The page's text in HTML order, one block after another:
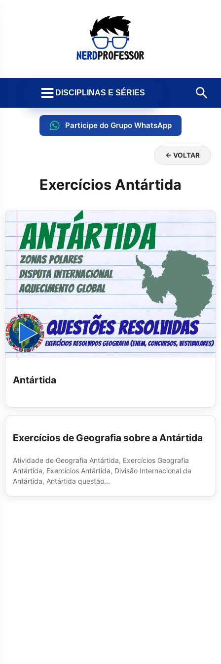
DISCIPLINAS E SÉRIES
Participe do Grupo WhatsApp
← VOLTAR
Exercícios Antártida
Antártida
Exercícios de Geografia sobre a Antártida
Atividade de Geografia Antártida, Exercícios Geografia
Antártida, Exercícios Antártida, Divisão Internacional da
Antártida, Antártida questão...